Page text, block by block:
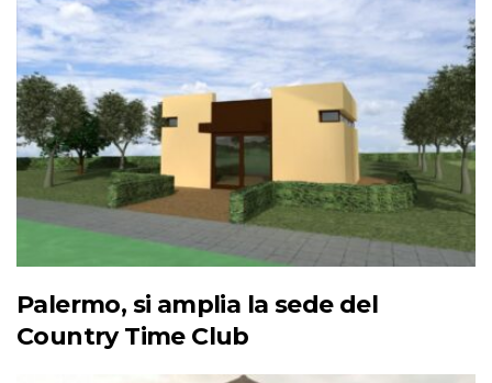
Palermo, si amplia la sede del
Country Time Club